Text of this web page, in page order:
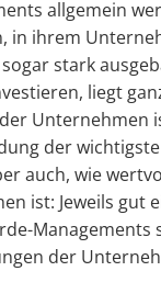
allgemein
in ihrem
stark
liegt
Unternehmen
der
auch, wie
ist: Jeweils gut
Managements
der